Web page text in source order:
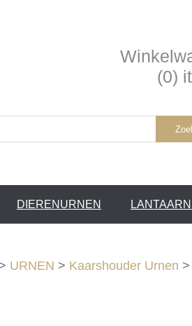
(0)
DIERENURNEN
> URNEN > Kaarshouder Urnen >